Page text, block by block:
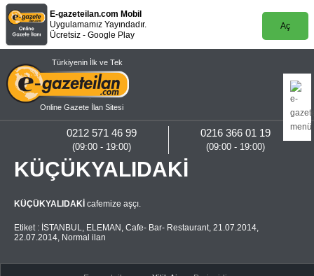
E-gazeteilan.com Mobil
Uygulamamız Yayındadır.
Ücretsiz - Google Play
Aç
Türkiyenin İlk ve Tek
Online Gazete İlan Sitesi
0216 366 01 19
(09:00 - 19:00)
0212 571 46 99
(09:00 - 19:00)
KÜÇÜKYALIDAKİ
KÜÇÜKYALIDAKİ cafemize aşçı.
Etiket : İSTANBUL, ELEMAN , Cafe- Bar- Restaurant, 21.07.2014,
22.07.2014, Normal ilan